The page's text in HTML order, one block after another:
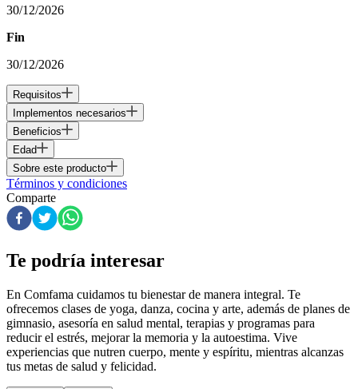
30/12/2026
Fin
30/12/2026
Requisitos
Implementos necesarios
Beneficios
Edad
Sobre este producto
Términos y condiciones
Comparte
Te podría interesar
En Comfama cuidamos tu bienestar de manera integral. Te
ofrecemos clases de yoga, danza, cocina y arte, además de planes de
gimnasio, asesoría en salud mental, terapias y programas para
reducir el estrés, mejorar la memoria y la autoestima. Vive
experiencias que nutren cuerpo, mente y espíritu, mientras alcanzas
tus metas de salud y felicidad.